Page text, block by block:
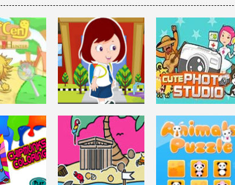
The
Hunter
4.37K
CHICAS
Daisy Escape Play
School Fun
3.66K
CHICAS
Cute Photo
Studio
3.58K